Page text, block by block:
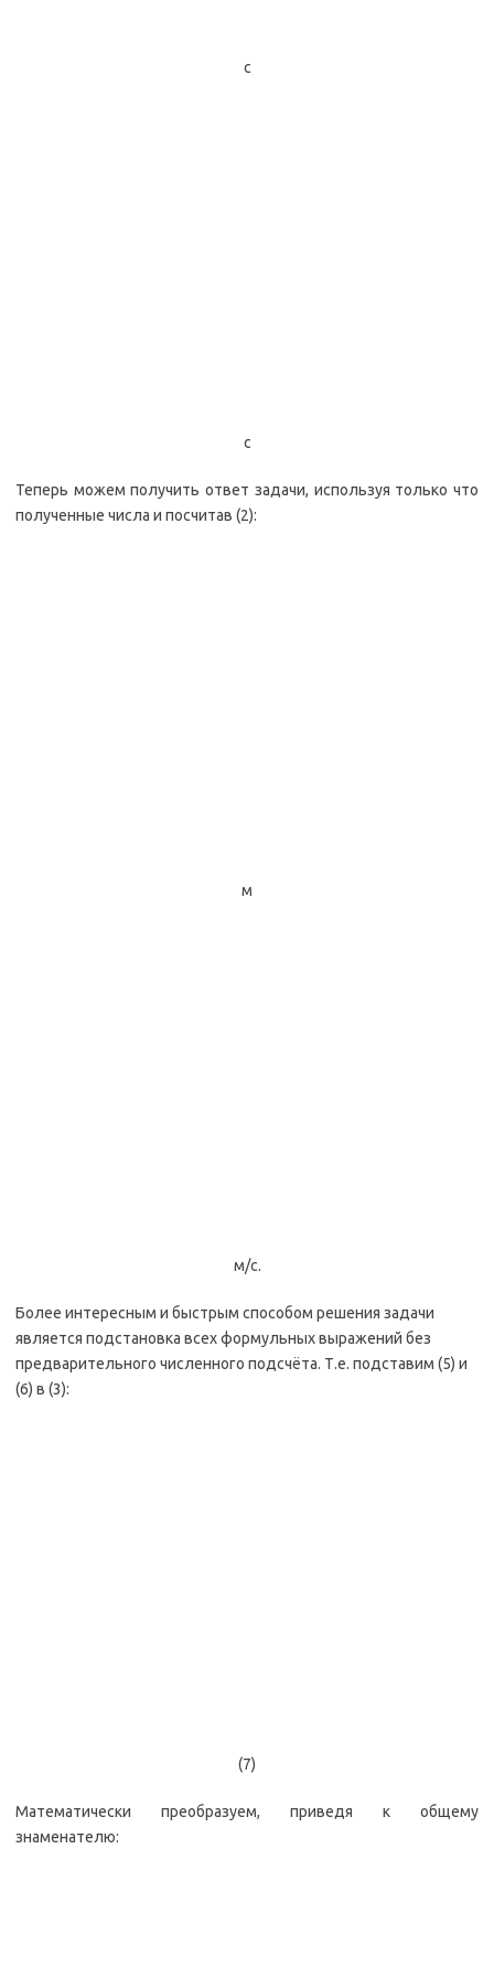
с
с
Теперь можем получить ответ задачи, используя только что
полученные числа и посчитав (2):
м
м/с.
Более интересным и быстрым способом решения задачи
является подстановка всех формульных выражений без
предварительного численного подсчёта. Т.е. подставим (5) и
(6) в (3):
(7)
Математически преобразуем, приведя к общему
знаменателю: